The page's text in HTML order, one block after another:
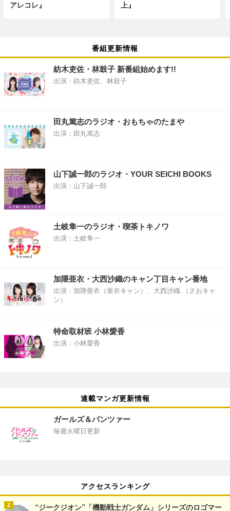
アレコレ』 上』
番組更新情報
紡木吏佐・林鼓子 新番組始めます!!
出演：紡木吏佐、林鼓子
田丸篤志のラジオ・おもちゃのたまや
出演：田丸篤志
山下誠一郎のラジオ・YOUR SEICHI BOOKS
出演：山下誠一郎
土岐隼一のラジオ・喫茶トキノワ
出演：土岐隼一
加隈亜衣・大西沙織のキャン丁目キャン番地
出演：加隈亜衣（亜衣キャン）、大西沙織 （さおキャ
ン）
特命取材班 小林愛香
出演：小林愛香
連載マンガ更新情報
ガールズ＆パンツァー
毎週火曜日更新
アクセスランキング
“ジークジオン”「機動戦士ガンダム」シリーズのロゴマー